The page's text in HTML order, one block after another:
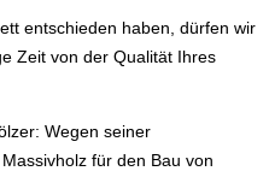
entschieden haben, dürfen wir
Zeit von der Qualität Ihres
Wegen seiner
für den Bau von